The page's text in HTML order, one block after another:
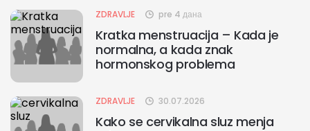
ZDRAVLJE pre 4 дана
Kratka menstruacija – Kada je
normalna, a kada znak
hormonskog problema
ZDRAVLJE 30.07.2026
Kako se cervikalna sluz menja